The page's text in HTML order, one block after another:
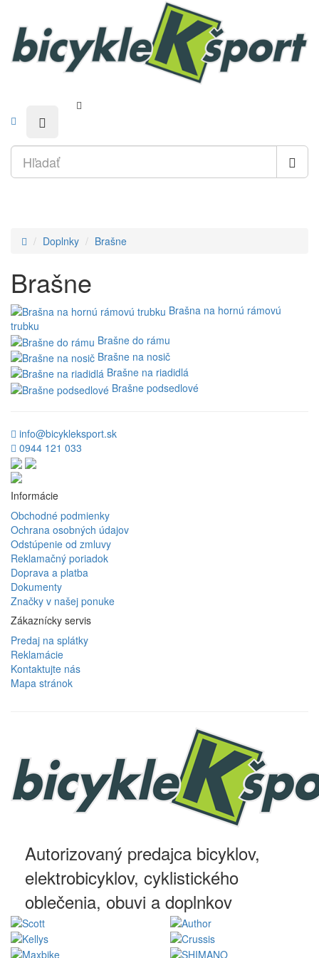
Doplnky Brašne
Brašne
Brašna na hornú rámovú
trubku
Brašne do rámu
Brašne na nosič
Brašne na riadidlá
Brašne podsedlové
info@bicykleksport.sk
0944 121 033
Informácie
Obchodné podmienky
Ochrana osobných údajov
Odstúpenie od zmluvy
Reklamačný poriadok
Doprava a platba
Dokumenty
Značky v našej ponuke
Zákaznícky servis
Predaj na splátky
Reklamácie
Kontaktujte nás
Mapa stránok
Autorizovaný predajca bicyklov,
elektrobicyklov, cyklistického
oblečenia, obuvi a doplnkov